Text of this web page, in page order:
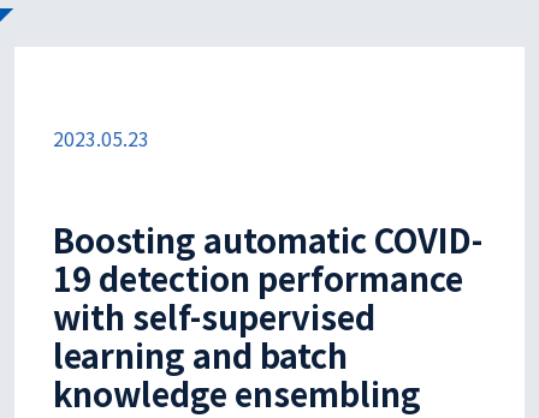
2023.05.23
Boosting automatic COVID-
19 detection performance
with self-supervised
learning and batch
knowledge ensembling